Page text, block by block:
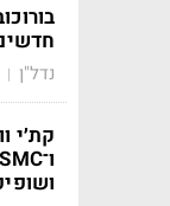
חדשים, 3.7 מיליון
נדל"ן |